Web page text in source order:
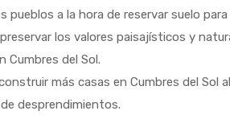
a la hora de reservar suelo
los valores paisajísticos y
Cumbres del Sol.
más casas en Cumbres del Sol
desprendimientos.